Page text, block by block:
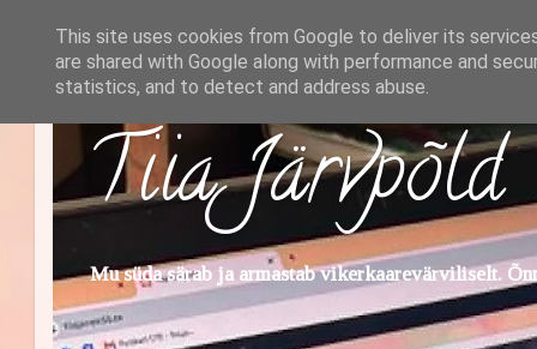
Tiia Järvpõld
Mu süda särab ja armastab vikerkaarevärviliselt.
This site uses cookies from Google to deliver its
are shared with Google along with performance and
statistics, and to detect and address abuse.